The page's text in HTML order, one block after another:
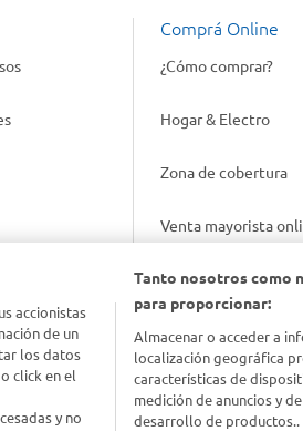
Comprá Online
¿Cómo comprar?
Hogar & Electro
Zona de cobertura
Venta mayorista
Gift cards
accionistas
de un
los datos
click en el
y no
Tanto nosotros como
para proporcionar:
Almacenar o acceder a
localización geográfica
características de
medición de anuncios y
desarrollo de productos..